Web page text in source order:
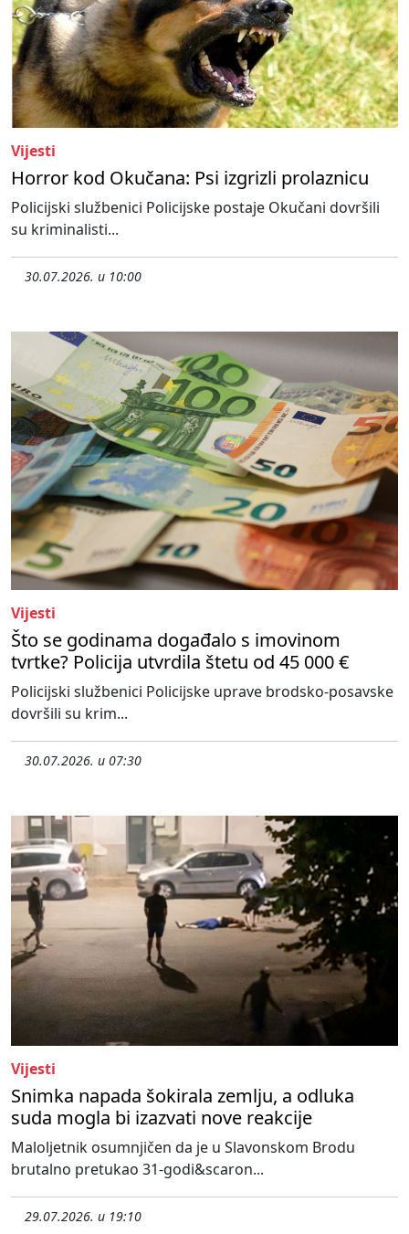
Vijesti
Horror kod Okučana: Psi izgrizli prolaznicu
Policijski službenici Policijske postaje Okučani dovršili
su kriminalisti...
30.07.2026. u 10:00
Vijesti
Što se godinama događalo s imovinom
tvrtke? Policija utvrdila štetu od 45 000 €
Policijski službenici Policijske uprave brodsko-posavske
dovršili su krim...
30.07.2026. u 07:30
Vijesti
Snimka napada šokirala zemlju, a odluka
suda mogla bi izazvati nove reakcije
Maloljetnik osumnjičen da je u Slavonskom Brodu
brutalno pretukao 31-godi&scaron...
29.07.2026. u 19:10